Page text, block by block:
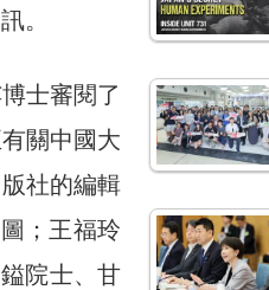
。
士審閱了
關中國大
社的編輯
；王福玲
院士、甘